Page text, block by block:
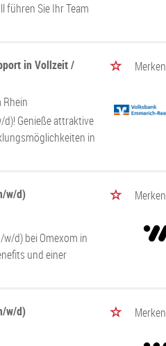
Sie Ihr Team
in Vollzeit / Merken
Genieße attraktive
in
w/d)
Merken
d) bei Omexom in
und einer
w/d)
Merken